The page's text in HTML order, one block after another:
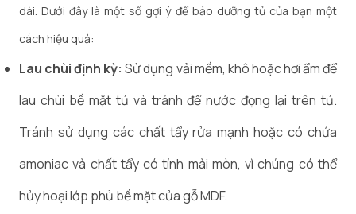
dài. Dưới đây là một số gợi ý để bảo dưỡng tủ của bạn một
cách hiệu quả:
Lau chùi định kỳ: Sử dụng vải mềm, khô hoặc hơi ẩm để
lau chùi bề mặt tủ và tránh để nước đọng lại trên tủ.
Tránh sử dụng các chất tẩy rửa mạnh hoặc có chứa
amoniac và chất tẩy có tính mài mòn, vì chúng có thể
hủy hoại lớp phủ bề mặt của gỗ MDF.